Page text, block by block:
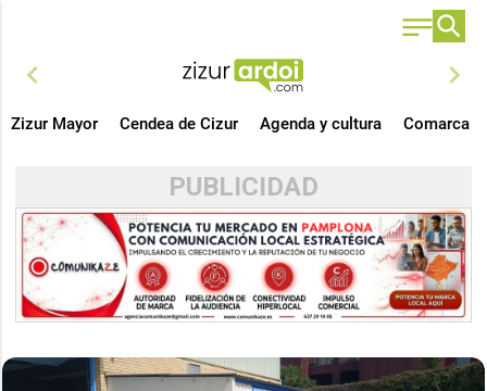
chevron_left chevron_right
Zizur Mayor Cendea de Cizur Agenda y cultura Comarca
PUBLICIDAD